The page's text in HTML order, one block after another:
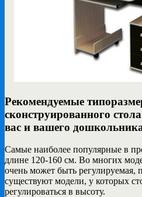
Рекомендуемые
сконструированного
вас и вашего
Самые наиболее популярные в
длине 120-160 см. Во многих
очень может быть регулируемая,
существуют модели, у которых
регулироваться в высоту.